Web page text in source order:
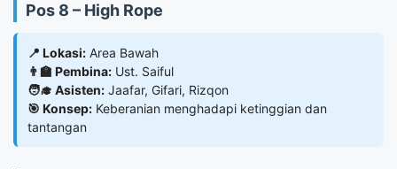
Pos 8 – High Rope
📍 Lokasi: Area Bawah
👨‍🏫 Pembina: Ust. Saiful
🧑‍🎓 Asisten: Jaafar, Gifari, Rizqon
🎯 Konsep: Keberanian menghadapi ketinggian dan
tantangan